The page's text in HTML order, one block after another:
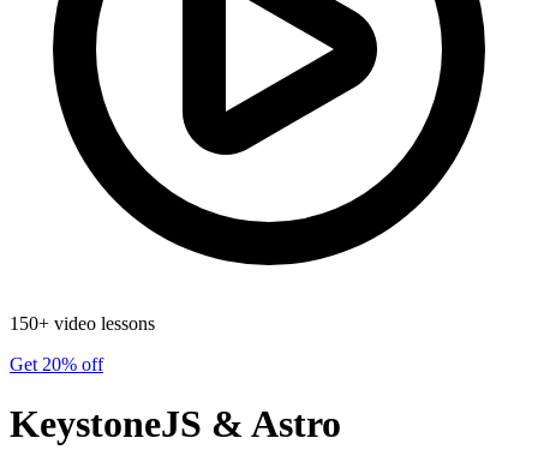
150+ video lessons
Get 20% off
KeystoneJS & Astro